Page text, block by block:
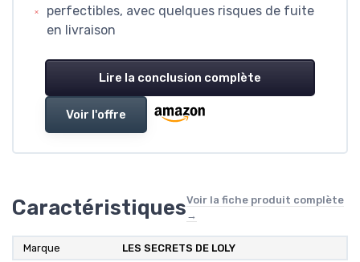
perfectibles, avec quelques risques de fuite
en livraison
Lire la conclusion complète
Voir l'offre
CaractéristiquesVoir la fiche produit complète
→
Marque ‎LES SECRETS DE LOLY